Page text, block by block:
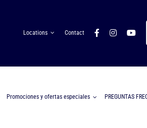
Locations Contact
Promociones y ofertas especiales PREGUNTAS